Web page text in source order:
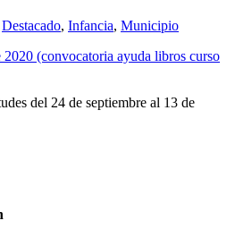
Destacado, Infancia, Municipio
2020 (convocatoria ayuda libros curso
del 24 de septiembre al 13 de